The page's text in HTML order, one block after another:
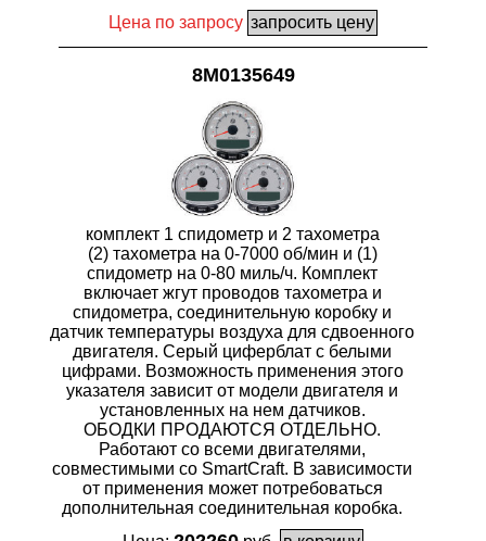
Цена по запросу
8M0135649
комплект 1 спидометр и 2 тахометра
(2) тахометра на 0-7000 об/мин и (1)
спидометр на 0-80 миль/ч. Комплект
включает жгут проводов тахометра и
спидометра, соединительную коробку и
датчик температуры воздуха для сдвоенного
двигателя. Серый циферблат с белыми
цифрами. Возможность применения этого
указателя зависит от модели двигателя и
установленных на нем датчиков.
ОБОДКИ ПРОДАЮТСЯ ОТДЕЛЬНО.
Работают со всеми двигателями,
совместимыми со SmartCraft. В зависимости
от применения может потребоваться
дополнительная соединительная коробка.